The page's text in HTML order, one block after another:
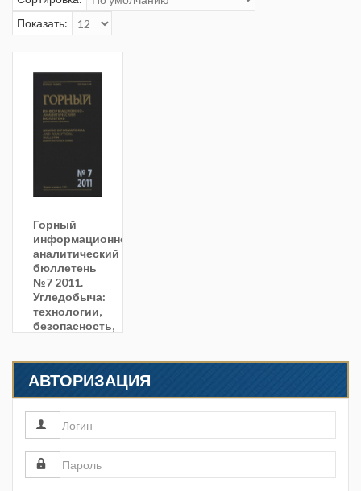
Показать:
Горный
информационно-
аналитический
бюллетень
№7 2011.
Угледобыча:
технологии,
безопасность,
АВТОРИЗАЦИЯ